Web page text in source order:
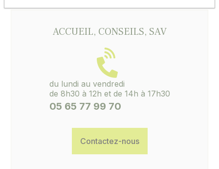
ACCUEIL, CONSEILS, SAV
du lundi au vendredi
de 8h30 à 12h et de 14h à 17h30
05 65 77 99 70
Contactez-nous